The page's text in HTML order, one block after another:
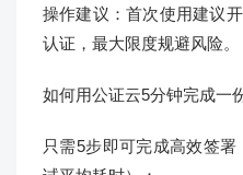
操作建议：首次使用建议
认证，最大限度规避风险。
如何用公证云5分钟完成一
只需5步即可完成高效签